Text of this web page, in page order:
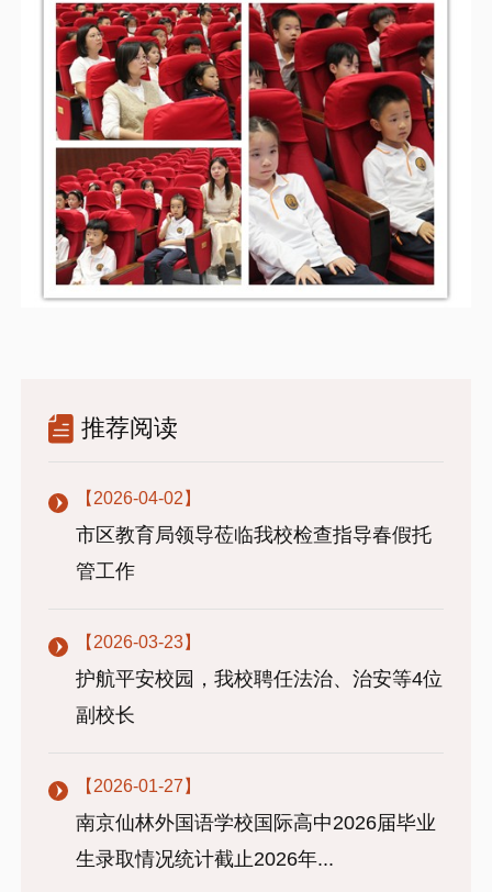
推荐阅读
【2026-04-02】
市区教育局领导莅临我校检查指导春假托
管工作
【2026-03-23】
护航平安校园，我校聘任法治、治安等4位
副校长
【2026-01-27】
南京仙林外国语学校国际高中2026届毕业
生录取情况统计截止2026年...